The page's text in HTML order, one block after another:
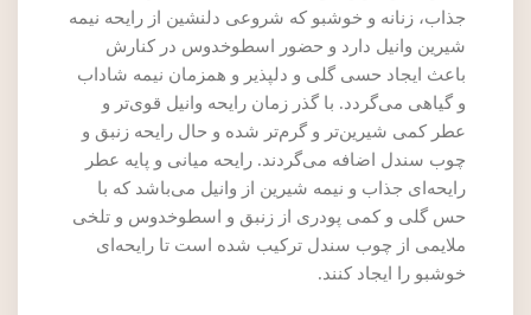
جذاب، زنانه و خوشبو که شروعی دلنشین از رایحه نیمه
شیرین وانیل دارد و حضور اسطوخدوس در کنارش
باعث ایجاد حسی گلی و دلپذیر و همزمان نیمه شاداب
و گیاهی می‌گردد. با گذر زمان رایحه وانیل قوی‌تر و
عطر کمی شیرین‌تر و گرم‌تر شده و حال رایحه زنبق و
چوب سندل اضافه می‌گردند. رایحه میانی و پایه عطر
رایحه‌ای جذاب و نیمه شیرین از وانیل می‌باشد که با
حس گلی و کمی پودری از زنبق و اسطوخدوس و تلخی
ملایمی از چوب سندل ترکیب شده است تا رایحه‌ای
خوشبو را ایجاد کنند.